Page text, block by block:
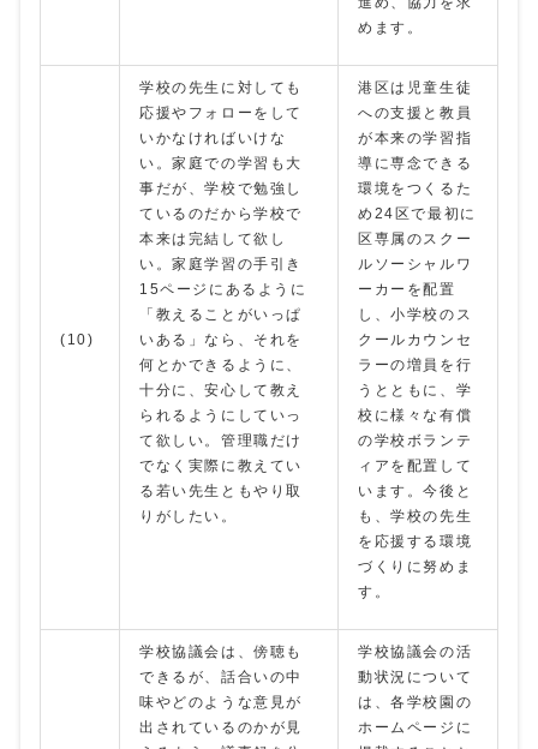
進め、協力を求
めます。
(10)
学校の先生に対しても
応援やフォローをして
いかなければいけな
い。家庭での学習も大
事だが、学校で勉強し
ているのだから学校で
本来は完結して欲し
い。家庭学習の手引き
15ページにあるように
「教えることがいっぱ
いある」なら、それを
何とかできるように、
十分に、安心して教え
られるようにしていっ
て欲しい。管理職だけ
でなく実際に教えてい
る若い先生ともやり取
りがしたい。
港区は児童生徒
への支援と教員
が本来の学習指
導に専念できる
環境をつくるた
め24区で最初に
区専属のスクー
ルソーシャルワ
ーカーを配置
し、小学校のス
クールカウンセ
ラーの増員を行
うとともに、学
校に様々な有償
の学校ボランテ
ィアを配置して
います。今後と
も、学校の先生
を応援する環境
づくりに努めま
す。
学校協議会は、傍聴も
できるが、話合いの中
味やどのような意見が
出されているのかが見
学校協議会の活
動状況について
は、各学校園の
ホームページに